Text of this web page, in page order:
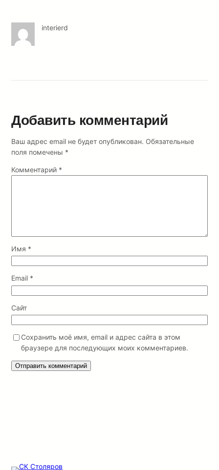
interierd
Добавить комментарий
Ваш адрес email не будет опубликован. Обязательные
поля помечены *
Комментарий *
Имя *
Email *
Сайт
Сохранить моё имя, email и адрес сайта в этом
браузере для последующих моих комментариев.